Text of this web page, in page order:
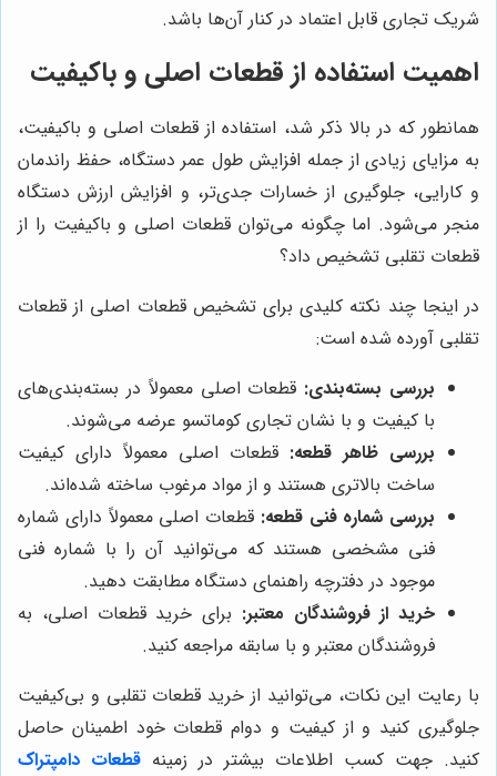
شریک تجاری قابل اعتماد در کنار آن‌ها باشد.
اهمیت استفاده از قطعات اصلی و باکیفیت
همانطور که در بالا ذکر شد، استفاده از قطعات اصلی و باکیفیت،
به مزایای زیادی از جمله افزایش طول عمر دستگاه، حفظ راندمان
و کارایی، جلوگیری از خسارات جدی‌تر، و افزایش ارزش دستگاه
منجر می‌شود. اما چگونه می‌توان قطعات اصلی و باکیفیت را از
قطعات تقلبی تشخیص داد؟
در اینجا چند نکته کلیدی برای تشخیص قطعات اصلی از قطعات
تقلبی آورده شده است:
بررسی بسته‌بندی: قطعات اصلی معمولاً در بسته‌بندی‌های
با کیفیت و با نشان تجاری کوماتسو عرضه می‌شوند.
بررسی ظاهر قطعه: قطعات اصلی معمولاً دارای کیفیت
ساخت بالاتری هستند و از مواد مرغوب ساخته شده‌اند.
بررسی شماره فنی قطعه: قطعات اصلی معمولاً دارای شماره
فنی مشخصی هستند که می‌توانید آن را با شماره فنی
موجود در دفترچه راهنمای دستگاه مطابقت دهید.
خرید از فروشندگان معتبر: برای خرید قطعات اصلی، به
فروشندگان معتبر و با سابقه مراجعه کنید.
با رعایت این نکات، می‌توانید از خرید قطعات تقلبی و بی‌کیفیت
جلوگیری کنید و از کیفیت و دوام قطعات خود اطمینان حاصل
کنید. جهت کسب اطلاعات بیشتر در زمینه قطعات دامپتراک